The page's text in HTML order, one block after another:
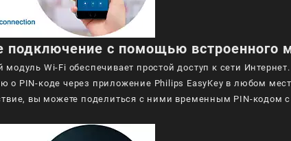
подключение с помощью встроенного
модуль Wi-Fi обеспечивает простой доступ к сети
о PIN-коде через приложение Philips EasyKey в любом
вы можете поделиться с ними временным PIN-кодом